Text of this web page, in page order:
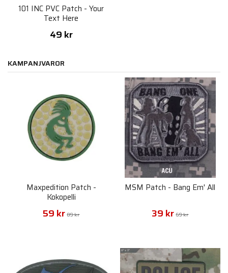
101 INC PVC Patch - Your
Text Here
49 kr
KAMPANJVAROR
Maxpedition Patch -
Kokopelli
59 kr 89 kr
MSM Patch - Bang Em' All
39 kr 69 kr